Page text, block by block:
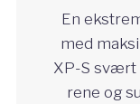
En
med
XP-S svært
rene og